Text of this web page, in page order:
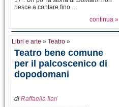
riesce a contare fino …
continua »
Libri e arte » Teatro »
Teatro bene comune
per il palcoscenico di
dopodomani
di Raffaella Ilari